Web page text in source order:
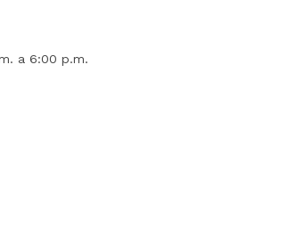
a 6:00 p.m.